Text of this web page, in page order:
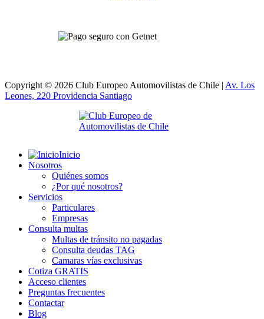
Copyright © 2026 Club Europeo Automovilistas de Chile | Av. Los
Leones, 220 Providencia Santiago
Inicio
Nosotros
Quiénes somos
¿Por qué nosotros?
Servicios
Particulares
Empresas
Consulta multas
Multas de tránsito no pagadas
Consulta deudas TAG
Camaras vías exclusivas
Cotiza GRATIS
Acceso clientes
Preguntas frecuentes
Contactar
Blog